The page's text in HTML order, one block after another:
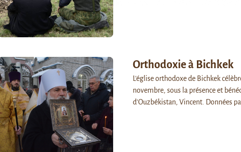
Orthodoxie à Bichkek
L'église orthodoxe de Bichkek
novembre, sous la présence et
d'Ouzbékistan, Vincent. Données